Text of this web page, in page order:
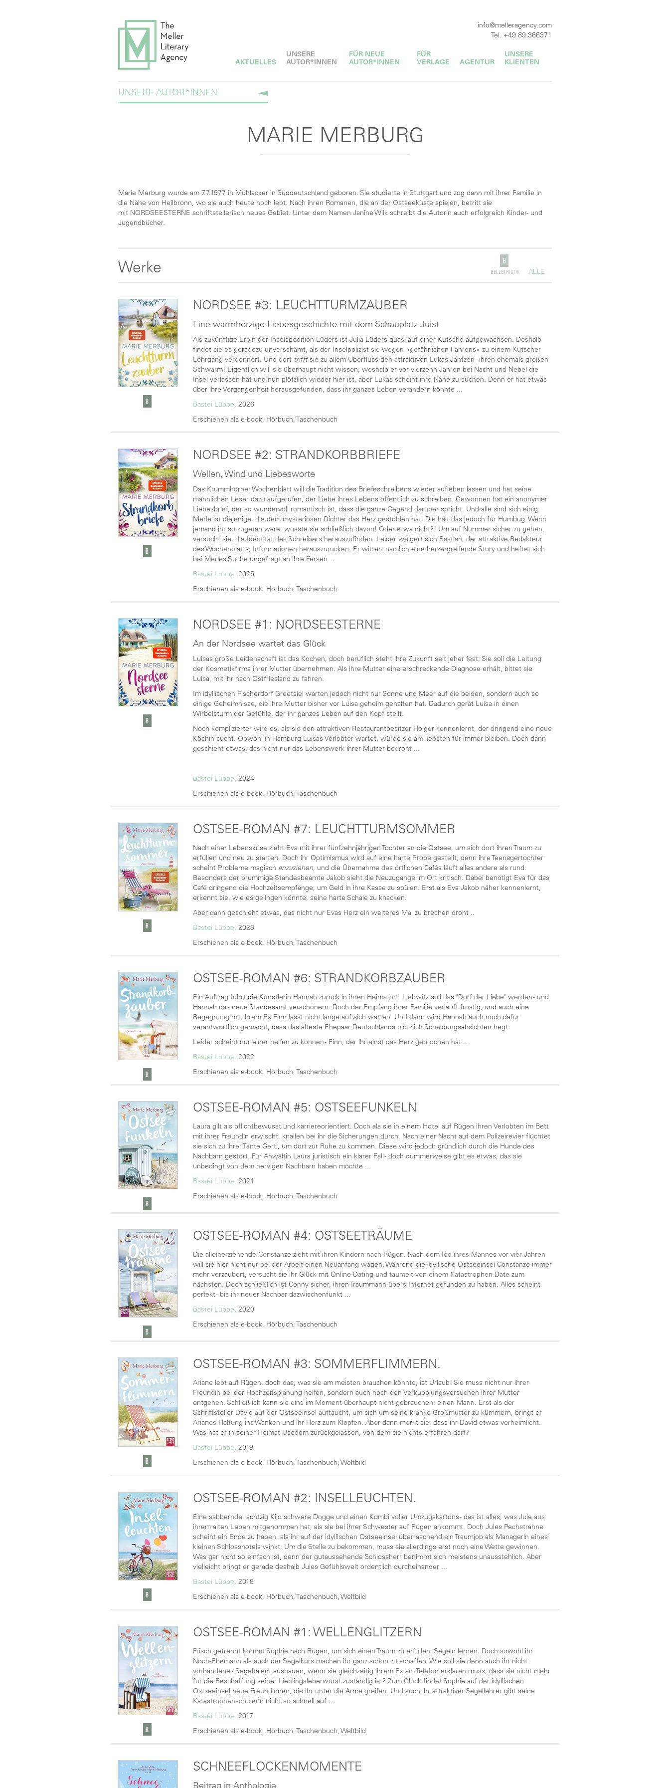
info@melleragency.com
Tel. +49 89 366371
AKTUELLES
UNSERE
AUTOR*INNEN
FÜR NEUE
AUTOR*INNEN
FÜR
VERLAGE
AGENTUR
UNSERE
KLIENTEN
UNSERE AUTOR*INNEN
MARIE MERBURG
Marie Merburg wurde am 7.7.1977 in Mühlacker in Süddeutschland geboren. Sie studierte in Stuttgart und zog dann mit ihrer Familie in
die Nähe von Heilbronn, wo sie auch heute noch lebt. Nach ihren Romanen, die an der Ostseeküste spielen, betritt sie
mit NORDSEESTERNE schriftstellerisch neues Gebiet. Unter dem Namen Janine Wilk schreibt die Autorin auch erfolgreich Kinder- und
Jugendbücher.
Werke BELLETRISTIK ALLE
NORDSEE #3: LEUCHTTURMZAUBER
Eine warmherzige Liebesgeschichte mit dem Schauplatz Juist
Als zukünftige Erbin der Inselspedition Lüders ist Julia Lüders quasi auf einer Kutsche aufgewachsen. Deshalb
findet sie es geradezu unverschämt, als der Inselpolizist sie wegen »gefährlichen Fahrens« zu einem Kutscher-
Lehrgang verdonnert. Und dort trifftsie zu allem Überfluss den attraktiven Lukas Jantzen - ihren ehemals großen
Schwarm! Eigentlich will sie überhaupt nicht wissen, weshalb er vor vierzehn Jahren bei Nacht und Nebel die
Insel verlassen hat und nun plötzlich wieder hier ist, aber Lukas scheint ihre Nähe zu suchen. Denn er hat etwas
über ihre Vergangenheit herausgefunden, dass ihr ganzes Leben verändern könnte ...
Bastei Lübbe, 2026
Erschienen als e-book, Hörbuch, Taschenbuch
NORDSEE #2: STRANDKORBBRIEFE
Wellen, Wind und Liebesworte
Das Krummhörner Wochenblatt will die Tradition des Briefeschreibens wieder aufleben lassen und hat seine
männlichen Leser dazu aufgerufen, der Liebe ihres Lebens öffentlich zu schreiben. Gewonnen hat ein anonymer
Liebesbrief, der so wundervoll romantisch ist, dass die ganze Gegend darüber spricht. Und alle sind sich einig:
Merle ist diejenige, die dem mysteriösen Dichter das Herz gestohlen hat. Die hält das jedoch für Humbug. Wenn
jemand ihr so zugetan wäre, wüsste sie schließlich davon! Oder etwa nicht?! Um auf Nummer sicher zu gehen,
versucht sie, die Identität des Schreibers herauszufinden. Leider weigert sich Bastian, der attraktive Redakteur
des Wochenblatts, Informationen herauszurücken. Er wittert nämlich eine herzergreifende Story und heftet sich
bei Merles Suche ungefragt an ihre Fersen ...
Bastei Lübbe, 2025
Erschienen als e-book, Hörbuch, Taschenbuch
NORDSEE #1: NORDSEESTERNE
An der Nordsee wartet das Glück
Luisas große Leidenschaft ist das Kochen, doch beruflich steht ihre Zukunft seit jeher fest: Sie soll die Leitung
der Kosmetikfirma ihrer Mutter übernehmen. Als ihre Mutter eine erschreckende Diagnose erhält, bittet sie
Luisa, mit ihr nach Ostfriesland zu fahren.
Im idyllischen Fischerdorf Greetsiel warten jedoch nicht nur Sonne und Meer auf die beiden, sondern auch so
einige Geheimnisse, die ihre Mutter bisher vor Luisa geheim gehalten hat. Dadurch gerät Luisa in einen
Wirbelsturm der Gefühle, der ihr ganzes Leben auf den Kopf stellt.
Noch komplizierter wird es, als sie den attraktiven Restaurantbesitzer Holger kennenlernt, der dringend eine neue
Köchin sucht. Obwohl in Hamburg Luisas Verlobter wartet, würde sie am liebsten für immer bleiben. Doch dann
geschieht etwas, das nicht nur das Lebenswerk ihrer Mutter bedroht ...
Bastei Lübbe, 2024
Erschienen als e-book, Hörbuch, Taschenbuch
OSTSEE-ROMAN #7: LEUCHTTURMSOMMER
Nach einer Lebenskrise zieht Eva mit ihrer fünfzehnjährigen Tochter an die Ostsee, um sich dort ihren Traum zu
erfüllen und neu zu starten. Doch ihr Optimismus wird auf eine harte Probe gestellt, denn ihre Teenagertochter
scheint Probleme magisch anzuziehen, und die Übernahme des örtlichen Cafés läuft alles andere als rund.
Besonders der brummige Standesbeamte Jakob sieht die Neuzugänge im Ort kritisch. Dabei benötigt Eva für das
Café dringend die Hochzeitsempfänge, um Geld in ihre Kasse zu spülen. Erst als Eva Jakob näher kennenlernt,
erkennt sie, wie es gelingen könnte, seine harte Schale zu knacken.
Aber dann geschieht etwas, das nicht nur Evas Herz ein weiteres Mal zu brechen droht ..
Bastei Lübbe, 2023
Erschienen als e-book, Hörbuch, Taschenbuch
OSTSEE-ROMAN #6: STRANDKORBZAUBER
Ein Auftrag führt die Künstlerin Hannah zurück in ihren Heimatort. Liebwitz soll das "Dorf der Liebe" werden - und
Hannah das neue Standesamt verschönern. Doch der Empfang ihrer Familie verläuft frostig, und auch eine
Begegnung mit ihrem Ex Finn lässt nicht lange auf sich warten. Und dann wird Hannah auch noch dafür
verantwortlich gemacht, dass das älteste Ehepaar Deutschlands plötzlich Scheidungsabsichten hegt.
Leider scheint nur einer helfen zu können - Finn, der ihr einst das Herz gebrochen hat ...
Bastei Lübbe, 2022
Erschienen als e-book, Hörbuch, Taschenbuch
OSTSEE-ROMAN #5: OSTSEEFUNKELN
Laura gilt als pflichtbewusst und karriereorientiert. Doch als sie in einem Hotel auf Rügen ihren Verlobten im Bett
mit ihrer Freundin erwischt, knallen bei ihr die Sicherungen durch. Nach einer Nacht auf dem Polizeirevier flüchtet
sie sich zu ihrer Tante Gerti, um dort zur Ruhe zu kommen. Diese wird jedoch gründlich durch die Hunde des
Nachbarn gestört. Für Anwältin Laura juristisch ein klarer Fall - doch dummerweise gibt es etwas, das sie
unbedingt von dem nervigen Nachbarn haben möchte ...
Bastei Lübbe, 2021
Erschienen als e-book, Hörbuch, Taschenbuch
OSTSEE-ROMAN #4: OSTSEETRÄUME
Die alleinerziehende Constanze zieht mit ihren Kindern nach Rügen. Nach dem Tod ihres Mannes vor vier Jahren
will sie hier nicht nur bei der Arbeit einen Neuanfang wagen. Während die idyllische Ostseeinsel Constanze immer
mehr verzaubert, versucht sie ihr Glück mit Online-Dating und taumelt von einem Katastrophen-Date zum
nächsten. Doch schließlich ist Conny sicher, ihren Traummann übers Internet gefunden zu haben. Alles scheint
perfekt - bis ihr neuer Nachbar dazwischenfunkt ...
Bastei Lübbe, 2020
Erschienen als e-book, Hörbuch, Taschenbuch
OSTSEE-ROMAN #3: SOMMERFLIMMERN.
Ariane lebt auf Rügen, doch das, was sie am meisten brauchen könnte, ist Urlaub! Sie muss nicht nur ihrer
Freundin bei der Hochzeitsplanung helfen, sondern auch noch den Verkupplungsversuchen ihrer Mutter
entgehen. Schließlich kann sie eins im Moment überhaupt nicht gebrauchen: einen Mann. Erst als der
Schriftsteller David auf der Ostseeinsel auftaucht, um sich um seine kranke Großmutter zu kümmern, bringt er
Arianes Haltung ins Wanken und ihr Herz zum Klopfen. Aber dann merkt sie, dass ihr David etwas verheimlicht.
Was hat er in seiner Heimat Usedom zurückgelassen, von dem sie nichts erfahren darf?
Bastei Lübbe, 2019
Erschienen als e-book, Hörbuch, Taschenbuch, Weltbild
OSTSEE-ROMAN #2: INSELLEUCHTEN.
Eine sabbernde, achtzig Kilo schwere Dogge und einen Kombi voller Umzugskartons - das ist alles, was Jule aus
ihrem alten Leben mitgenommen hat, als sie bei ihrer Schwester auf Rügen ankommt. Doch Jules Pechsträhne
scheint ein Ende zu haben, als ihr auf der idyllischen Ostseeinsel überraschend ein Traumjob als Managerin eines
kleinen Schlosshotels winkt. Um die Stelle zu bekommen, muss sie allerdings erst noch eine Wette gewinnen.
Was gar nicht so einfach ist, denn der gutaussehende Schlossherr benimmt sich meistens unausstehlich. Aber
vielleicht bringt er gerade deshalb Jules Gefühlswelt ordentlich durcheinander ...
Bastei Lübbe, 2018
Erschienen als e-book, Hörbuch, Taschenbuch, Weltbild
OSTSEE-ROMAN #1: WELLENGLITZERN
Frisch getrennt kommt Sophie nach Rügen, um sich einen Traum zu erfüllen: Segeln lernen. Doch sowohl ihr
Noch-Ehemann als auch der Segelkurs machen ihr ganz schön zu schaffen. Wie soll sie denn auch ihr nicht
vorhandenes Segeltalent ausbauen, wenn sie gleichzeitig ihrem Ex am Telefon erklären muss, dass sie nicht mehr
für die Beschaffung seiner Lieblingsleberwurst zuständig ist? Zum Glück findet Sophie auf der idyllischen
Ostseeinsel neue Freundinnen, die ihr unter die Arme greifen. Und auch ihr attraktiver Segellehrer gibt seine
Katastrophenschülerin nicht so schnell auf …
Bastei Lübbe, 2017
Erschienen als e-book, Hörbuch, Taschenbuch, Weltbild
SCHNEEFLOCKENMOMENTE
Beitrag in Anthologie